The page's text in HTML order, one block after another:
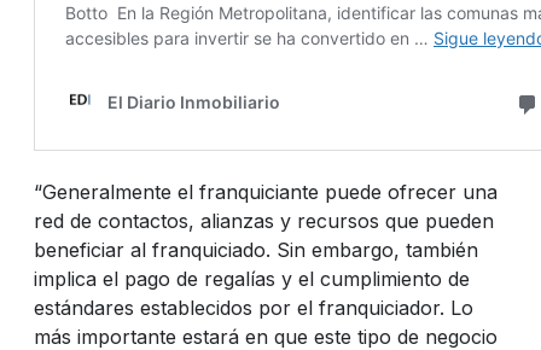
“Generalmente el franquiciante puede ofrecer una
red de contactos, alianzas y recursos que pueden
beneficiar al franquiciado. Sin embargo, también
implica el pago de regalías y el cumplimiento de
estándares establecidos por el franquiciador. Lo
más importante estará en que este tipo de negocio